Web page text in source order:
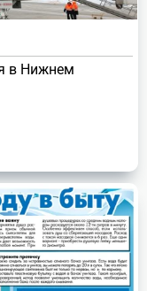
в Нижнем